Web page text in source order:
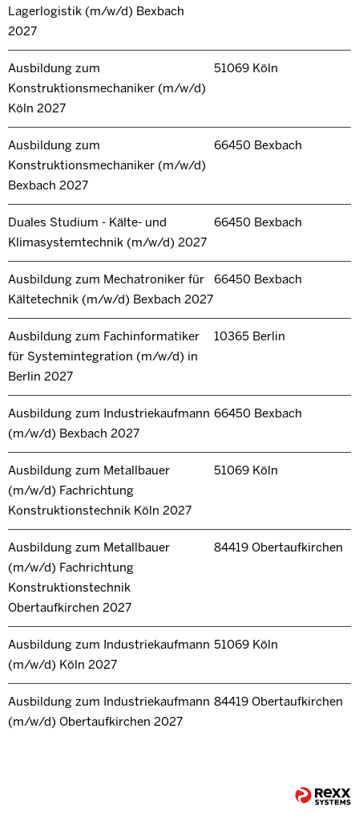
Lagerlogistik (m/w/d) Bexbach
2027
Ausbildung zum
Konstruktionsmechaniker (m/w/d)
Köln 2027
51069 Köln
Ausbildung zum
Konstruktionsmechaniker (m/w/d)
Bexbach 2027
66450 Bexbach
Duales Studium - Kälte- und
Klimasystemtechnik (m/w/d) 2027
66450 Bexbach
Ausbildung zum Mechatroniker für
Kältetechnik (m/w/d) Bexbach 2027
66450 Bexbach
Ausbildung zum Fachinformatiker
für Systemintegration (m/w/d) in
Berlin 2027
10365 Berlin
Ausbildung zum Industriekaufmann
(m/w/d) Bexbach 2027
66450 Bexbach
Ausbildung zum Metallbauer
(m/w/d) Fachrichtung
Konstruktionstechnik Köln 2027
51069 Köln
Ausbildung zum Metallbauer
(m/w/d) Fachrichtung
Konstruktionstechnik
Obertaufkirchen 2027
84419 Obertaufkirchen
Ausbildung zum Industriekaufmann
(m/w/d) Köln 2027
51069 Köln
Ausbildung zum Industriekaufmann
(m/w/d) Obertaufkirchen 2027
84419 Obertaufkirchen